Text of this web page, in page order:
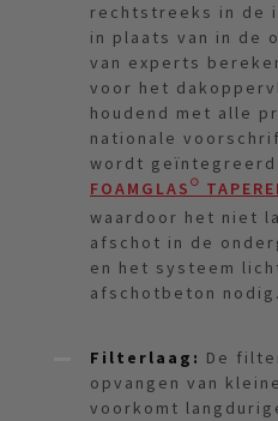
rechtstreeks in de
in plaats van in de
van experts
voor het
houdend met alle
nationale
wordt geïntegreerd
FOAMGLAS®
waardoor het niet
afschot in de
en het systeem
afschotbeton nodig.
Filterlaag: De
opvangen van
voorkomt